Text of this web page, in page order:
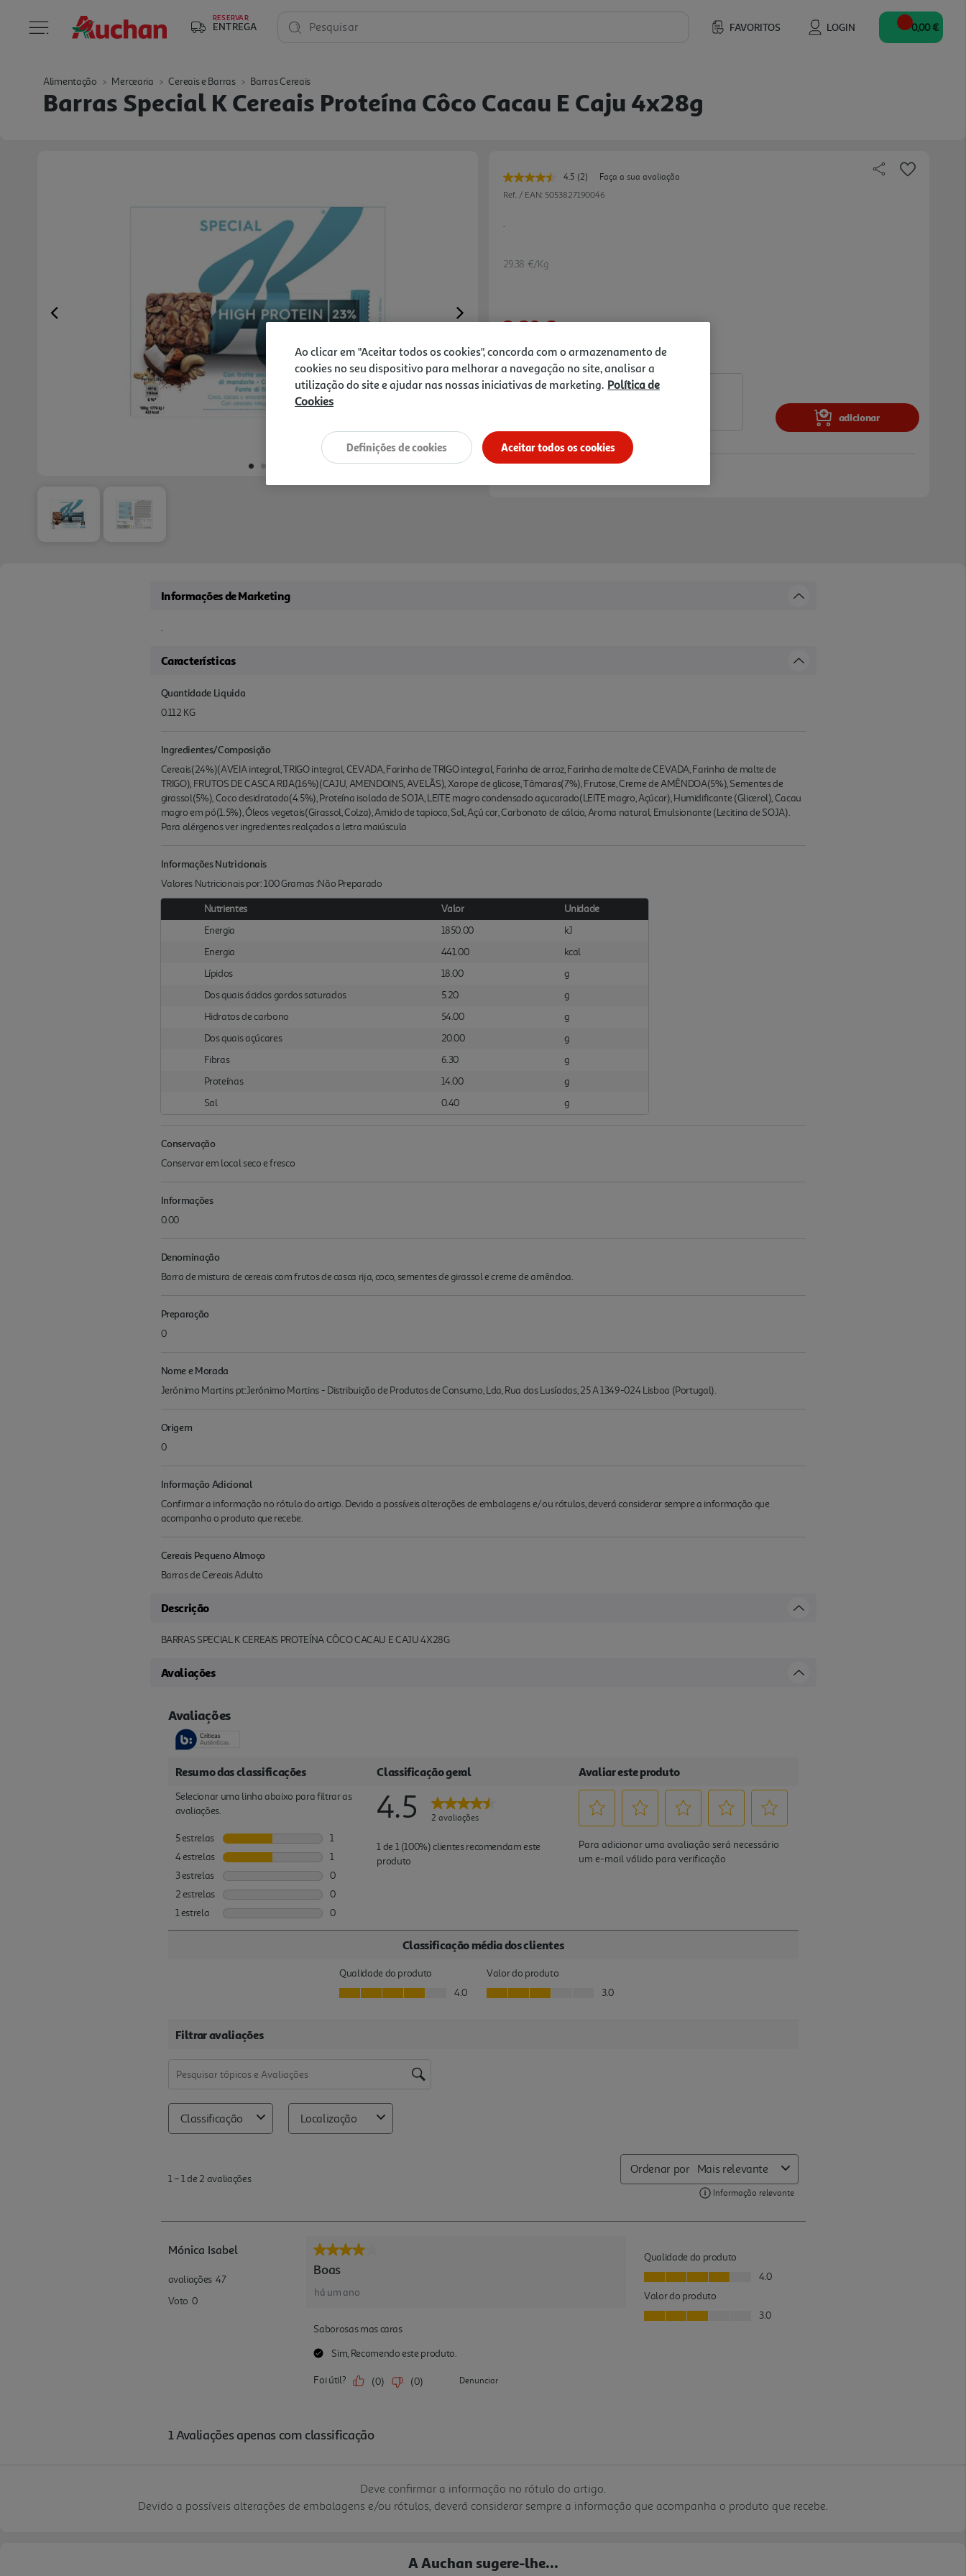
RESERVAR
ENTREGA FAVORITOS LOGIN
Pesquisar 0,00 €
Alimentação Mercearia Cereais e Barras Barras Cereais
Barras Special K Cereais Proteína Côco Cacau E Caju 4x28g
Previous Next
4.5 Leu
2
(2)
Faça a sua avaliação
Ref. / EAN: 5053827190046
.
29.38 €/Kg
3,29 €
Notas de preparação
adicionar
Informações de Marketing
.
Características
Quantidade Liquida
0.112 KG
Ingredientes/Composição
Cereais(24%)(AVEIA integral, TRIGO integral, CEVADA, Farinha de TRIGO integral, Farinha de arroz, Farinha de malte de CEVADA, Farinha de malte de
TRIGO), FRUTOS DE CASCA RIJA(16%)(CAJU, AMENDOINS, AVELÃS), Xarope de glicose, Tâmaras(7%), Frutose, Creme de AMÊNDOA(5%), Sementes de
girassol(5%), Coco desidratado(4.5%), Proteína isolada de SOJA, LEITE magro condensado açucarado(LEITE magro, Açúcar), Humidificante (Glicerol), Cacau
magro em pó(1.5%), Óleos vegetais(Girassol, Colza), Amido de tapioca, Sal, Açú car, Carbonato de cálcio, Aroma natural, Emulsionante (Lecitina de SOJA).
Para alérgenos ver ingredientes realçados a letra maiúscula
Informações Nutricionais
Valores Nutricionais por: 100 Gramas :Não Preparado
Nutrientes Valor
Unidade
Energia
1850.00
kJ
Energia
441.00
kcal
Lípidos
18.00
g
Dos quais ácidos gordos saturados
5.20
g
Hidratos de carbono
54.00
g
Dos quais açúcares
20.00
g
Fibras
6.30
g
Proteínas
14.00
g
Sal
0.40 g
Conservação
Conservar em local seco e fresco
Informações
0.00
Denominação
Barra de mistura de cereais com frutos de casca rija, coco, sementes de girassol e creme de amêndoa.
Preparação
0
Nome e Morada
Jerónimo Martins pt:Jerónimo Martins - Distribuição de Produtos de Consumo, Lda, Rua dos Lusíadas, 25 A 1349-024 Lisboa (Portugal).
Origem
0
Informação Adicional
Confirmar a informação no rótulo do artigo. Devido a possíveis alterações de embalagens e/ou rótulos, deverá considerar sempre a informação que
acompanha o produto que recebe.
Cereais Pequeno Almoço
Barras de Cereais Adulto
Descrição
BARRAS SPECIAL K CEREAIS PROTEÍNA CÔCO CACAU E CAJU 4X28G
Avaliações
Deve confirmar a informação no rótulo do artigo.
Devido a possíveis alterações de embalagens e/ou rótulos, deverá considerar sempre a informação que acompanha o produto que recebe.
A Auchan sugere-lhe...
Ao clicar em "Aceitar todos os cookies", concorda com o armazenamento de
cookies no seu dispositivo para melhorar a navegação no site, analisar a
utilização do site e ajudar nas nossas iniciativas de marketing. Política de
Cookies
Aceitar todos os cookies
Definições de cookies